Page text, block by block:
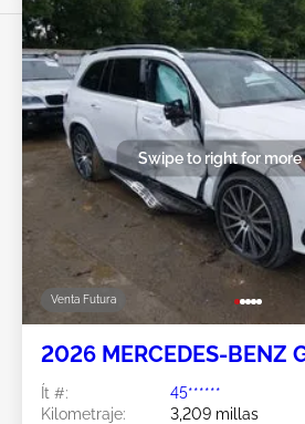
Venta Futura
Swipe to right for more
2026 MERCEDES-BENZ
Ít #:
45******
Kilometraje:
3,209 millas